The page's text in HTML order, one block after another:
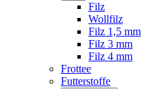
Filz
Wollfilz
Filz 1,5 mm
Filz 3 mm
Filz 4 mm
Frottee
Futterstoffe